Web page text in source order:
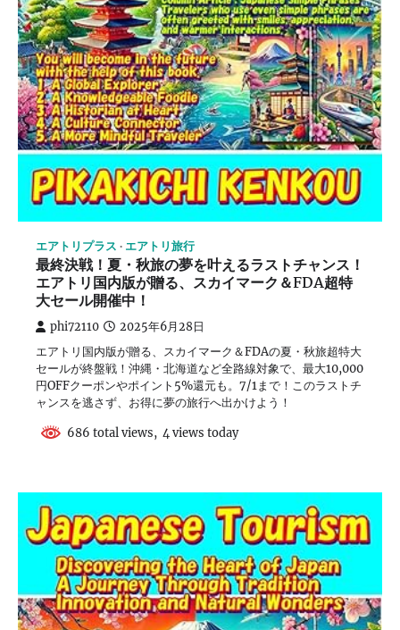
エアトリプラス エアトリ旅行
最終決戦！夏・秋旅の夢を叶えるラストチャンス！
エアトリ国内版が贈る、スカイマーク＆FDA超特
大セール開催中！
phi72110 2025年6月28日
エアトリ国内版が贈る、スカイマーク＆FDAの夏・秋旅超特大
セールが終盤戦！沖縄・北海道など全路線対象で、最大10,000
円OFFクーポンやポイント5%還元も。7/1まで！このラストチ
ャンスを逃さず、お得に夢の旅行へ出かけよう！
686 total views, 4 views today